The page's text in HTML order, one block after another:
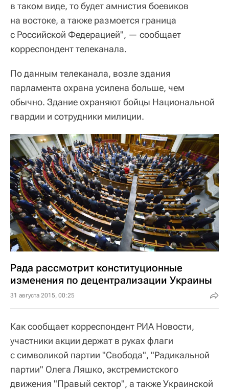
в таком виде, то будет амнистия боевиков
на востоке, а также размоется граница
с Российской Федерацией", — сообщает
корреспондент телеканала.
По данным телеканала, возле здания
парламента охрана усилена больше, чем
обычно. Здание охраняют бойцы Национальной
гвардии и сотрудники милиции.
Рада рассмотрит конституционные
изменения по децентрализации Украины
31 августа 2015, 00:25
Как сообщает корреспондент РИА Новости,
участники акции держат в руках флаги
с символикой партии "Свобода", "Радикальной
партии" Олега Ляшко, экстремистского
движения "Правый сектор", а также Украинской